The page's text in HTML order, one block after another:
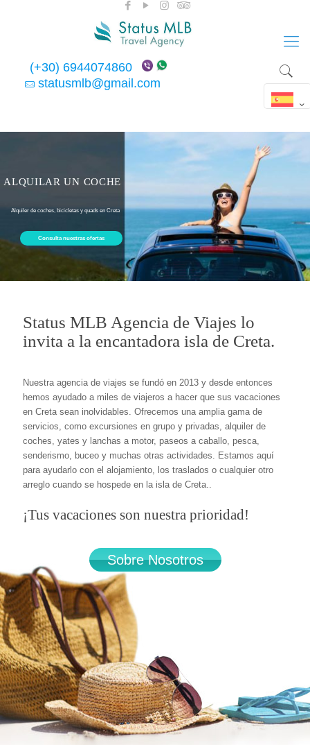
(+30) 6944074860
statusmlb@gmail.com
Consulta nuestras ofertas
Alquiler de coches, bicicletas y quads en Creta
ALQUILAR UN COCHE
Status MLB Agencia de Viajes lo
invita a la encantadora isla de Creta.
Nuestra agencia de viajes se fundó en 2013 y desde entonces
hemos ayudado a miles de viajeros a hacer que sus vacaciones
en Creta sean inolvidables. Ofrecemos una amplia gama de
servicios, como excursiones en grupo y privadas, alquiler de
coches, yates y lanchas a motor, paseos a caballo, pesca,
senderismo, buceo y muchas otras actividades. Estamos aquí
para ayudarlo con el alojamiento, los traslados o cualquier otro
arreglo cuando se hospede en la isla de Creta..
¡Tus vacaciones son nuestra prioridad!
Sobre Nosotros